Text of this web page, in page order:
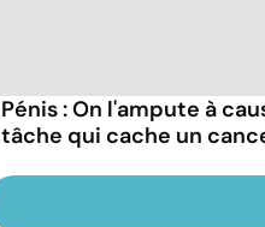
Pénis : On l'ampute à
tâche qui cache un